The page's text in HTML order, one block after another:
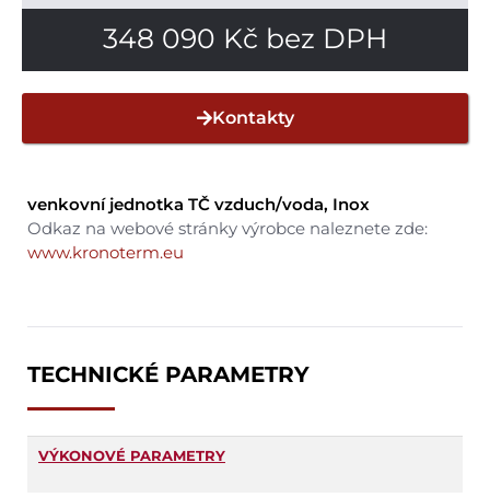
venkovní jednotka TČ vzduch/voda, Inox
Odkaz na webové stránky výrobce naleznete zde:
www.kronoterm.eu
TECHNICKÉ PARAMETRY
VÝKONOVÉ PARAMETRY
348 090 Kč bez DPH
Kontakty